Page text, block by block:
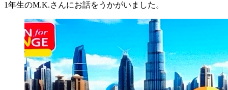
1年生のM.K.さんにお話をうかがいました。